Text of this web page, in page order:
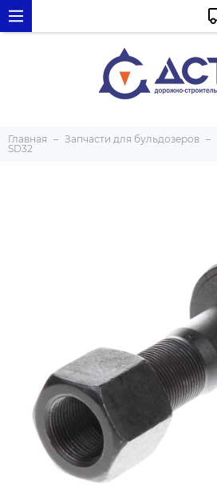
Главная Запчасти для бульдозеров
SD32